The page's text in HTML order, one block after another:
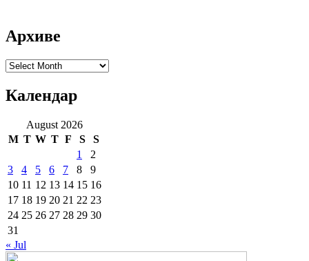
Архиве
Архиве
Календар
August 2026
M T W T F S
S
1
2
3
4 5 6 7 8
9
10 11 12 13 14 15 16
17 18 19 20 21 22 23
24 25 26 27 28 29 30
31
« Jul